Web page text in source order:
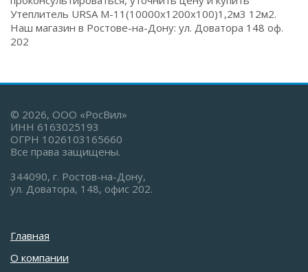
Утеплитель URSA М-11(10000х1200х100)1,2м3 12м2.
Наш магазин в Ростове-на-Дону: ул. Доватора 148 оф.
202
© 2026, ООО «РосВил»
ИНН 6163025193
ОГРН 1026103165660
Все права защищены.
344090, г. Ростов-на-Дону,
ул. Доватора, 148, офис 202.
Главная
О компании